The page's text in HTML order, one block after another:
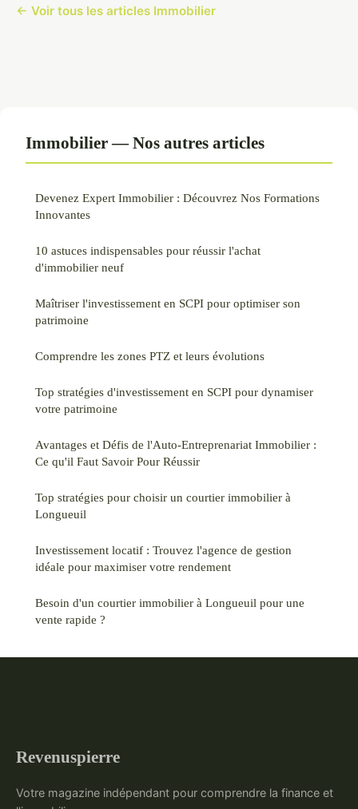
← Voir tous les articles Immobilier
Immobilier — Nos autres articles
Devenez Expert Immobilier : Découvrez Nos Formations
Innovantes
10 astuces indispensables pour réussir l'achat
d'immobilier neuf
Maîtriser l'investissement en SCPI pour optimiser son
patrimoine
Comprendre les zones PTZ et leurs évolutions
Top stratégies d'investissement en SCPI pour dynamiser
votre patrimoine
Avantages et Défis de l'Auto-Entreprenariat Immobilier :
Ce qu'il Faut Savoir Pour Réussir
Top stratégies pour choisir un courtier immobilier à
Longueuil
Investissement locatif : Trouvez l'agence de gestion
idéale pour maximiser votre rendement
Besoin d'un courtier immobilier à Longueuil pour une
vente rapide ?
Revenuspierre
Votre magazine indépendant pour comprendre la finance et